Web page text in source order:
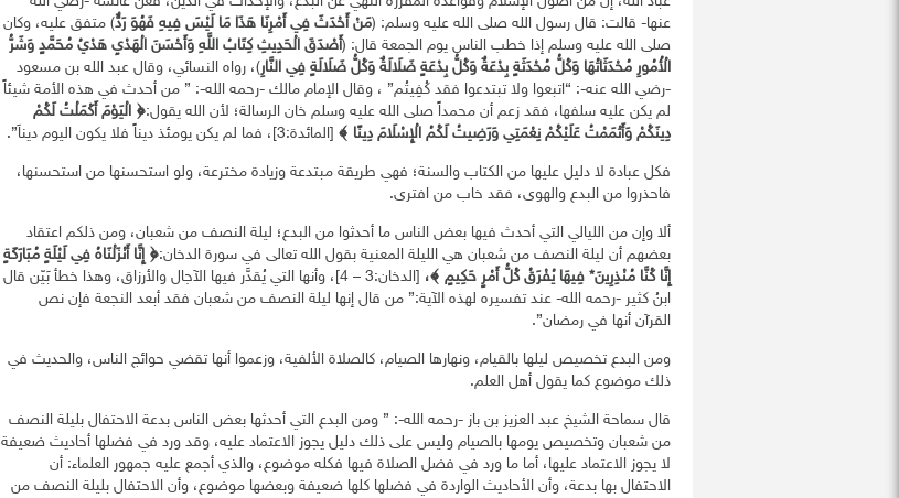
عنها- قالت: قال رسول الله صلى الله عليه وسلم: (مَنْ أَحْدَثَ فِي أَمْرِنَا هَذَا مَا لَيْسَ فِيهِ فَهُوَ رَدٌّ) متفق عليه، وكان
صلى الله عليه وسلم إذا خطب الناس يوم الجمعة قال: (أَصْدَقَ الْحَدِيثِ كِتَابُ اللَّهِ وَأَحْسَنَ الْهَدْيِ هَدْيُ مُحَمَّدٍ وَشَرُّ
الْأُمُورِ مُحْدَثَاتُهَا وَكُلُّ مُحْدَثَةٍ بِدْعَةٌ وَكُلُّ بِدْعَةٍ ضَلَالَةٌ وَكُلُّ ضَلَالَةٍ فِي النَّارِ)، رواه النسائي، وقال عبد الله بن مسعود
-رضي الله عنه-: “اتبعوا ولا تبتدعوا فقد كُفِيتُم” ، وقال الإمام مالك -رحمه الله-: ” من أحدث في هذه الأمة شيئاً
لم يكن عليه سلفها، فقد زعم أن محمداً صلى الله عليه وسلم خان الرسالة؛ لأن الله يقول:﴿ الْيَوْمَ أَكْمَلْتُ لَكُمْ
دِينَكُمْ وَأَتْمَمْتُ عَلَيْكُمْ نِعْمَتِي وَرَضِيتُ لَكُمُ الْإِسْلَامَ دِينًا ﴾[المائدة:3]، فما لم يكن يومئذ ديناً فلا يكون اليوم ديناَ”.
فكل عبادة لا دليل عليها من الكتاب والسنة؛ فهي طريقة مبتدعة وزيادة مخترعة، ولو استحسنها من استحسنها،
فاحذروا من البدع والهوى، فقد خاب من افترى.
ألا وإن من الليالي التي أحدث فيها بعض الناس ما أحدثوا من البدع؛ ليلة النصف من شعبان، ومن ذلكم اعتقاد
بعضهم أن ليلة النصف من شعبان هي الليلة المعنية بقول الله تعالى في سورة الدخان:﴿ إِنَّا أَنْزَلْنَاهُ فِي لَيْلَةٍ مُبَارَكَةٍ
إِنَّا كُنَّا مُنْذِرِينَ* فِيهَا يُفْرَقُ كُلُّ أَمْرٍ حَكِيمٍ ﴾،
[الدخان:3 – 4]، وأنها التي يُقدَّر فيها الآجال والأرزاق، وهذا خطأ بَيّن قال
ابنُ كثير -رحمه الله- عند تفسيره لهذه الآية:” من قال إنها ليلة النصف من شعبان فقد أبعد النجعة فإن نص
القرآن أنها في رمضان”.
ومن البدع تخصيص ليلها بالقيام، ونهارها الصيام، كالصلاة الألفية، وزعموا أنها تقضي حوائج الناس، والحديث في
ذلك موضوع كما يقول أهل العلم.
قال سماحة الشيخ عبد العزيز بن باز -رحمه الله-: ” ومن البدع التي أحدثها بعض الناس بدعة الاحتفال بليلة النصف
من شعبان وتخصيص يومها بالصيام وليس على ذلك دليل يجوز الاعتماد عليه، وقد ورد في فضلها أحاديث ضعيفة
لا يجوز الاعتماد عليها، أما ما ورد في فضل الصلاة فيها فكله موضوع، والذي أجمع عليه جمهور العلماء: أن
الاحتفال بها بدعة، وأن الأحاديث الواردة في فضلها كلها ضعيفة وبعضها موضوع، وأن الاحتفال بليلة النصف من